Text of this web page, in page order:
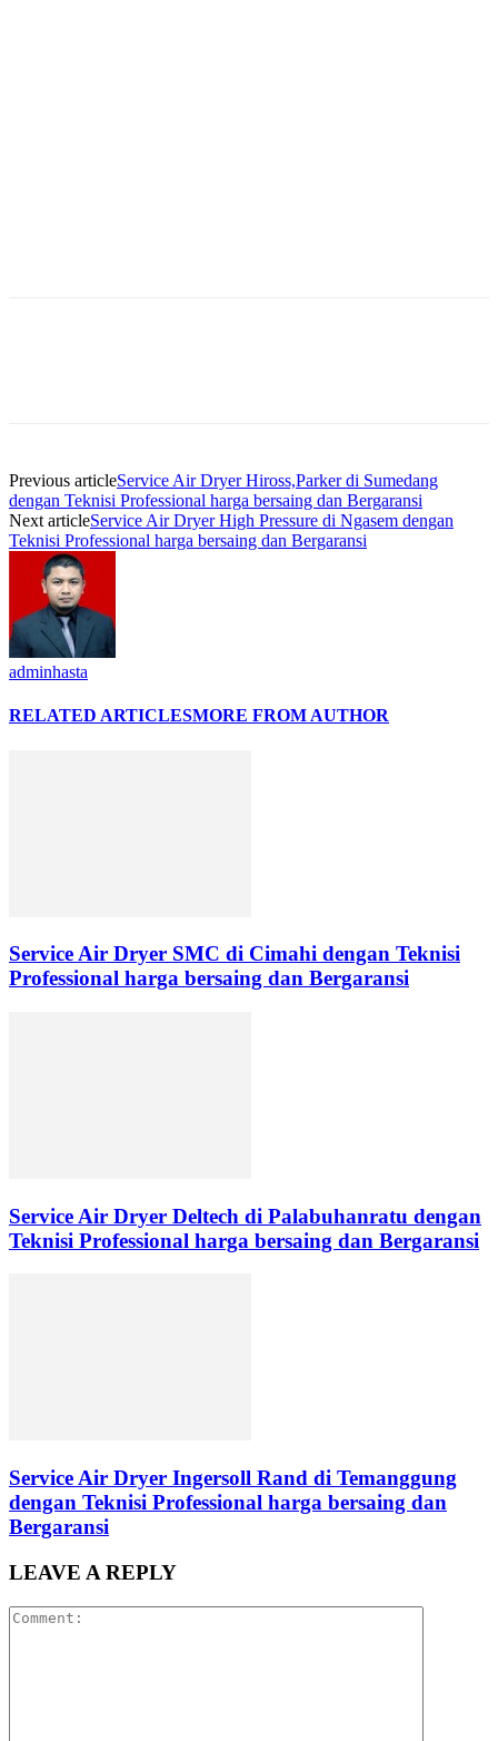
Previous articleService Air Dryer Hiross,Parker di Sumedang
dengan Teknisi Professional harga bersaing dan Bergaransi
Next articleService Air Dryer High Pressure di Ngasem dengan
Teknisi Professional harga bersaing dan Bergaransi
adminhasta
RELATED ARTICLESMORE FROM AUTHOR
Service Air Dryer SMC di Cimahi dengan Teknisi
Professional harga bersaing dan Bergaransi
Service Air Dryer Deltech di Palabuhanratu dengan
Teknisi Professional harga bersaing dan Bergaransi
Service Air Dryer Ingersoll Rand di Temanggung
dengan Teknisi Professional harga bersaing dan
Bergaransi
LEAVE A REPLY